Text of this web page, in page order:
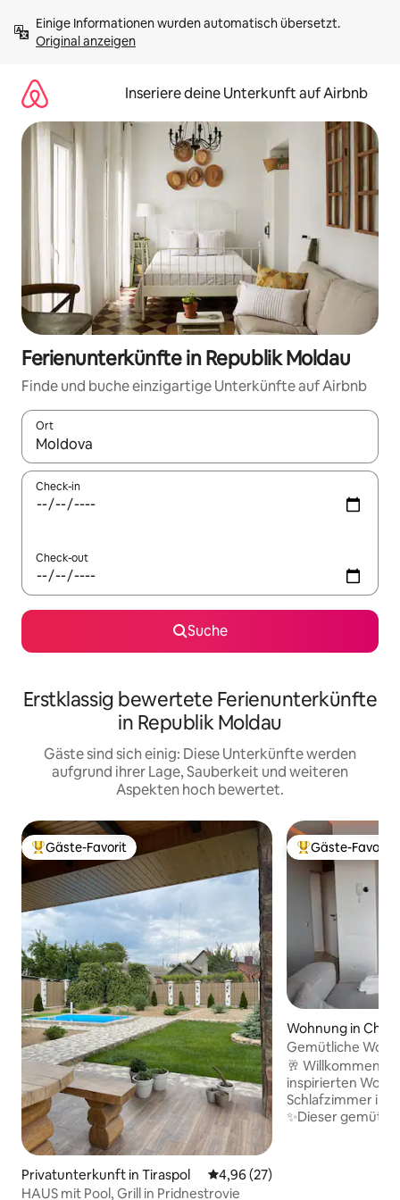
Inhalten
springenOriginal anzeigen
Inseriere deine Unterkunft auf Airbnb
Ferienunterkünfte in Republik Moldau
Finde und buche einzigartige Unterkünfte auf Airbnb
Ort
Wenn Ergebnisse verfügbar sind, navigiere mit den
Check-in
Check-out
Suche
Erstklassig bewertete Ferienunterkünfte
in Republik Moldau
Gäste sind sich einig: Diese Unterkünfte werden
aufgrund ihrer Lage, Sauberkeit und weiteren
Aspekten hoch bewertet.
Beliebter Gäste-Favorit.
Gäste-Favorit
Privatunterkunft in Tiraspol Durchschnittliche Bewertung:
4,96 (27)
HAUS mit Pool, Grill in Pridnestrovie
Beliebter Gäste-
Gäste-Favorit
Wohnung in
Gemütliche
skandinavischen
🥂 Willkommen in
inspirierten
Schlafzimmer im
✨Dieser